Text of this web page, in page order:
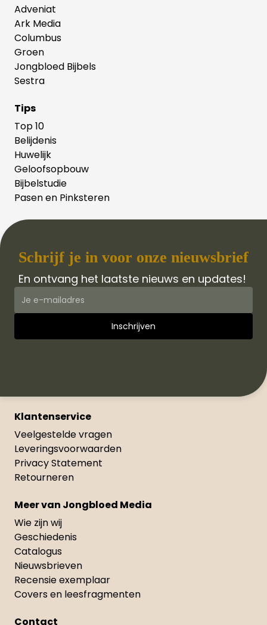
Adveniat
Ark Media
Columbus
Groen
Jongbloed Bijbels
Sestra
Tips
Top 10
Belijdenis
Huwelijk
Geloofsopbouw
Bijbelstudie
Pasen en Pinksteren
Schrijf je in voor onze nieuwsbrief
En ontvang het laatste nieuws en updates!
Klantenservice
Veelgestelde vragen
Leveringsvoorwaarden
Privacy Statement
Retourneren
Meer van Jongbloed Media
Wie zijn wij
Geschiedenis
Catalogus
Nieuwsbrieven
Recensie exemplaar
Covers en leesfragmenten
Contact